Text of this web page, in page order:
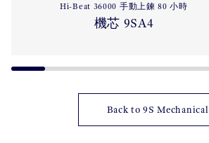
Hi-Beat 36000 手動上鍊 80 小時
機芯 9SA4
Back to 9S Mechanical